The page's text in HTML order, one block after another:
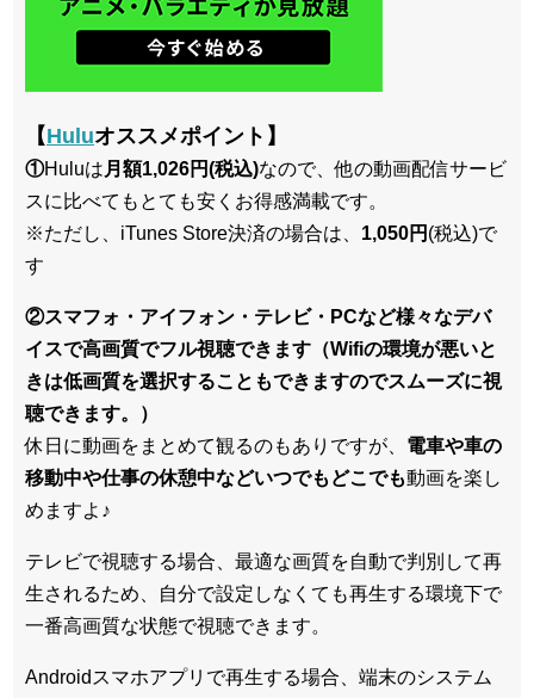
【Huluオススメポイント】
①Huluは月額1,026円(税込)なので、他の動画配信サービ
スに比べてもとても安くお得感満載です。
※ただし、iTunes Store決済の場合は、 1,050円 (税込)で
す
②スマフォ・アイフォン・テレビ・PCなど様々なデバ
イスで高画質でフル視聴できます（Wifiの環境が悪いと
きは低画質を選択することもできますのでスムーズに視
聴できます。）
休日に動画をまとめて観るのもありですが、 電車や車の
移動中や仕事の休憩中などいつでもどこでも動画を楽し
めますよ♪
テレビで視聴する場合、最適な画質を自動で判別して再
生されるため、
自分で設定しなくても再生する環境下で
一番高画質な状態で視聴できます。
Androidスマホアプリで再生する場合、端末のシステム